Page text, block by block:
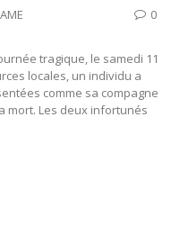
0
tragique, le samedi 11
locales, un individu a
comme sa compagne
mort. Les deux infortunés